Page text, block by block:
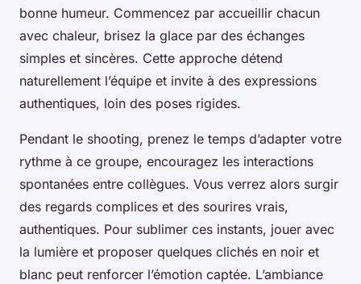
bonne humeur. Commencez par accueillir chacun
avec chaleur, brisez la glace par des échanges
simples et sincères. Cette approche détend
naturellement l’équipe et invite à des expressions
authentiques, loin des poses rigides.
Pendant le shooting, prenez le temps d’adapter votre
rythme à ce groupe, encouragez les interactions
spontanées entre collègues. Vous verrez alors surgir
des regards complices et des sourires vrais,
authentiques. Pour sublimer ces instants, jouer avec
la lumière et proposer quelques clichés en noir et
blanc peut renforcer l’émotion captée. L’ambiance